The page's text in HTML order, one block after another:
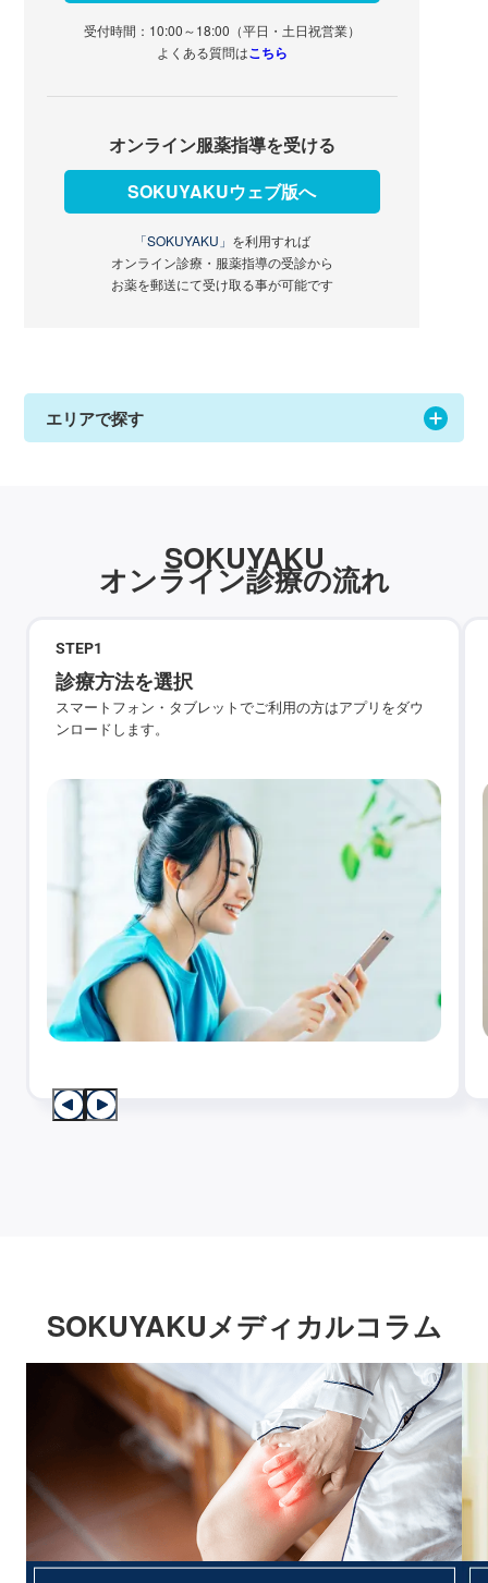
受付時間：10:00～18:00（平日・土日祝営業）
よくある質問はこちら
オンライン服薬指導を受ける
SOKUYAKUウェブ版へ
「SOKUYAKU」 を利用すれば
オンライン診療・服薬指導の受診から
お薬を郵送にて受け取る事が可能です
エリアで探す
SOKUYAKU
オンライン診療の流れ
STEP1
診療方法を選択
スマートフォン・タブレットでご利用の方はアプリをダウ
ンロードします。
SOKUYAKUメディカルコラム